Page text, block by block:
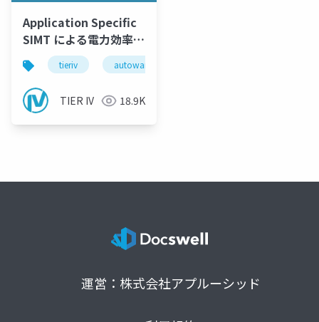
Application Specific
SIMT による電力効率と
開発コストの両立
tieriv autoware
TIER IV 18.9K
運営：株式会社アプルーシッド